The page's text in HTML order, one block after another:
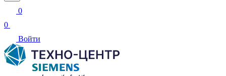
0
0
Войти